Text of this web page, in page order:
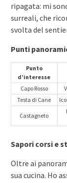
ripagata: mi
surreali, che
svolta del
Punti
Punto
d’interesse
Capo Rosso
Testa di Cane
Castagneto
Sapori corsi e
Oltre ai
sua cucina. Ho